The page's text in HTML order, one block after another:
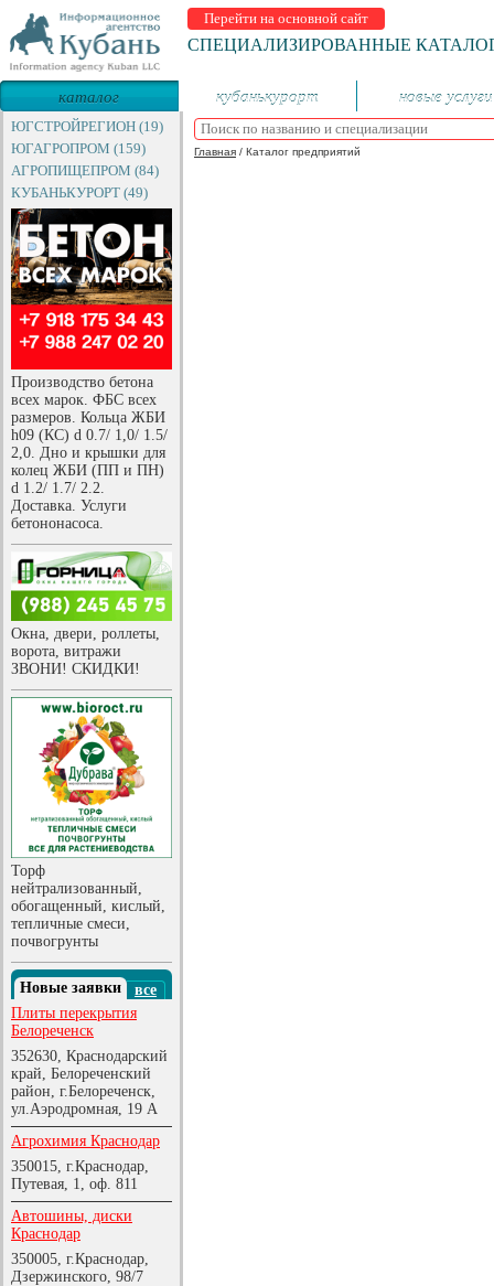
Перейти на основной сайт
СПЕЦИАЛИЗИРОВАННЫЕ
каталог
предприятий
кубанькурорт новые услуги
ЮГСТРОЙРЕГИОН (19)
ЮГАГРОПРОМ (159)
АГРОПИЩЕПРОМ (84)
КУБАНЬКУРОРТ (49)
Производство бетона
всех марок. ФБС всех
размеров. Кольца ЖБИ
h09 (КС) d 0.7/ 1,0/ 1.5/
2,0. Дно и крышки для
колец ЖБИ (ПП и ПН)
d 1.2/ 1.7/ 2.2.
Доставка. Услуги
бетононасоса.
Окна, двери, роллеты,
ворота, витражи
ЗВОНИ! СКИДКИ!
Торф
нейтрализованный,
обогащенный, кислый,
тепличные смеси,
почвогрунты
Новые заявки
все
Плиты перекрытия
Белореченск
352630, Краснодарский
край, Белореченский
район, г.Белореченск,
ул.Аэродромная, 19 А
Агрохимия Краснодар
350015, г.Краснодар,
Путевая, 1, оф. 811
Автошины, диски
Краснодар
350005, г.Краснодар,
Дзержинского, 98/7
Главная / Каталог предприятий